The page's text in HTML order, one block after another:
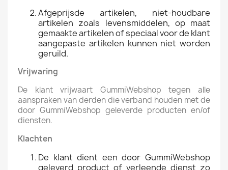
Afgeprijsde artikelen, niet-houdbare
artikelen zoals levensmiddelen, op maat
gemaakte artikelen of speciaal voor de klant
aangepaste artikelen kunnen niet worden
geruild.
Vrijwaring
De klant vrijwaart GummiWebshop tegen alle
aanspraken van derden die verband houden met de
door GummiWebshop geleverde producten en/of
diensten.
Klachten
De klant dient een door GummiWebshop
geleverd product of verleende dienst zo